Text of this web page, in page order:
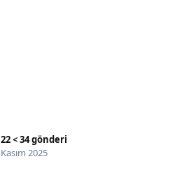
22<34gönderi
Kasım 2025